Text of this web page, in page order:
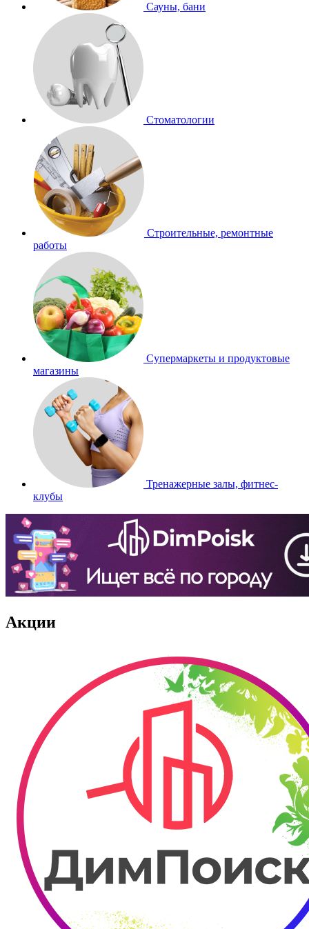
Сауны, бани
Стоматологии
Строительные, ремонтные
работы
Супермаркеты и продуктовые
магазины
Тренажерные залы, фитнес-
клубы
Акции